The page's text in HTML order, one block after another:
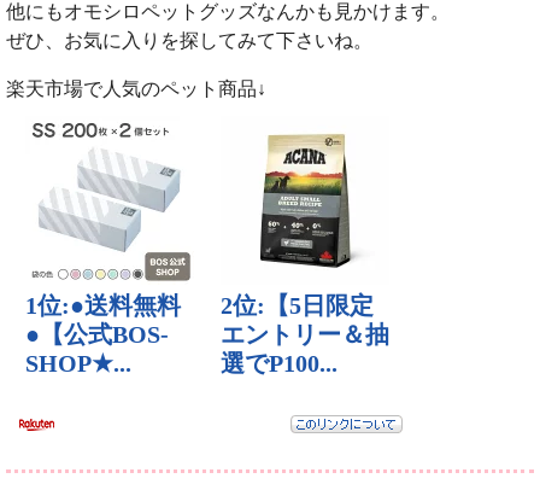
他にもオモシロペットグッズなんかも見かけます。
ぜひ、お気に入りを探してみて下さいね。
楽天市場で人気のペット商品↓